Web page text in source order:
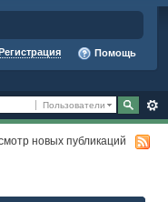
Помощь
Пользователи
новых публикаций